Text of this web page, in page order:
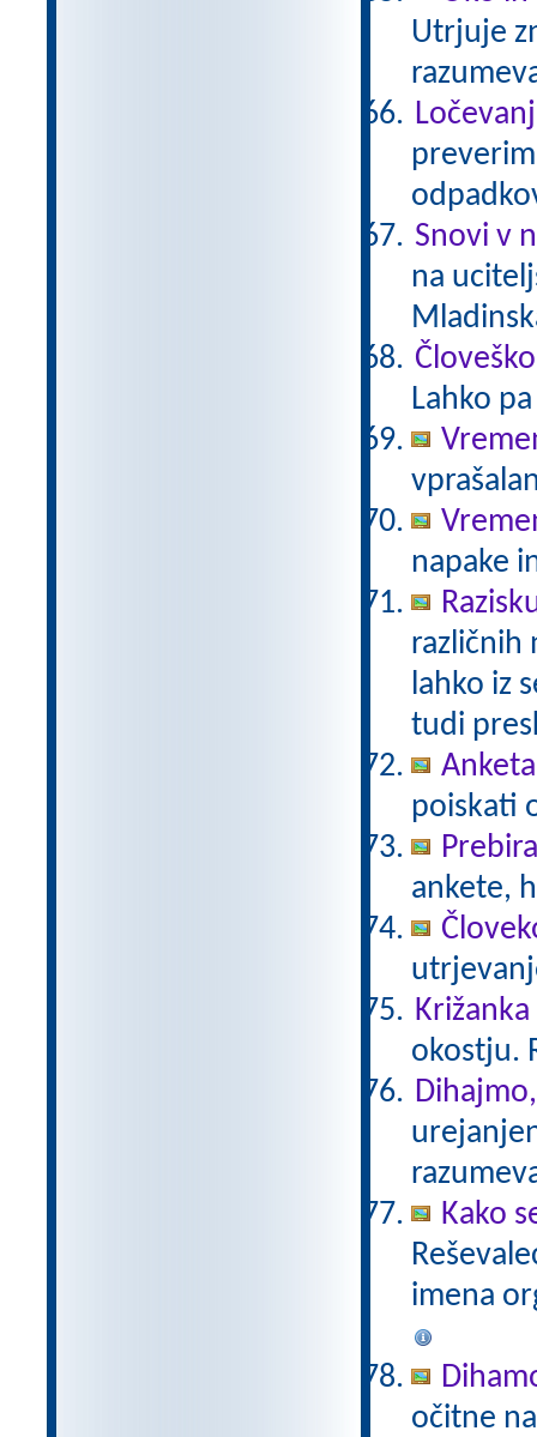
Utrjuje
Snovi v
na
Lahko
napake
različnih
lahko iz
tudi
poiskati
ankete,
okostju.
Kako
imena
očitne